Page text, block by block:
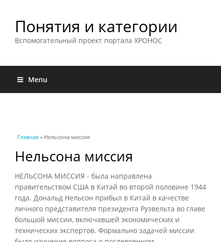
Понятия и категории
Вспомогательный проект портала ХРОНОС
Menu
Вы здесь
Главная » Нельсона миссия
Нельсона миссия
НЕЛЬСОНА МИССИЯ - была направлена
правительством США в Китай во второй половине 1944
года. Дональд Нельсон прибыл в Китай в качестве
личного представителя президента Рузвельта во главе
большой миссии, включавшей экономических и
технических экспертов. Формально задачей миссии